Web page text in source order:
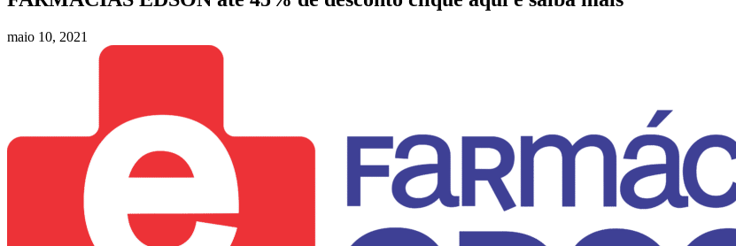
maio 10, 2021